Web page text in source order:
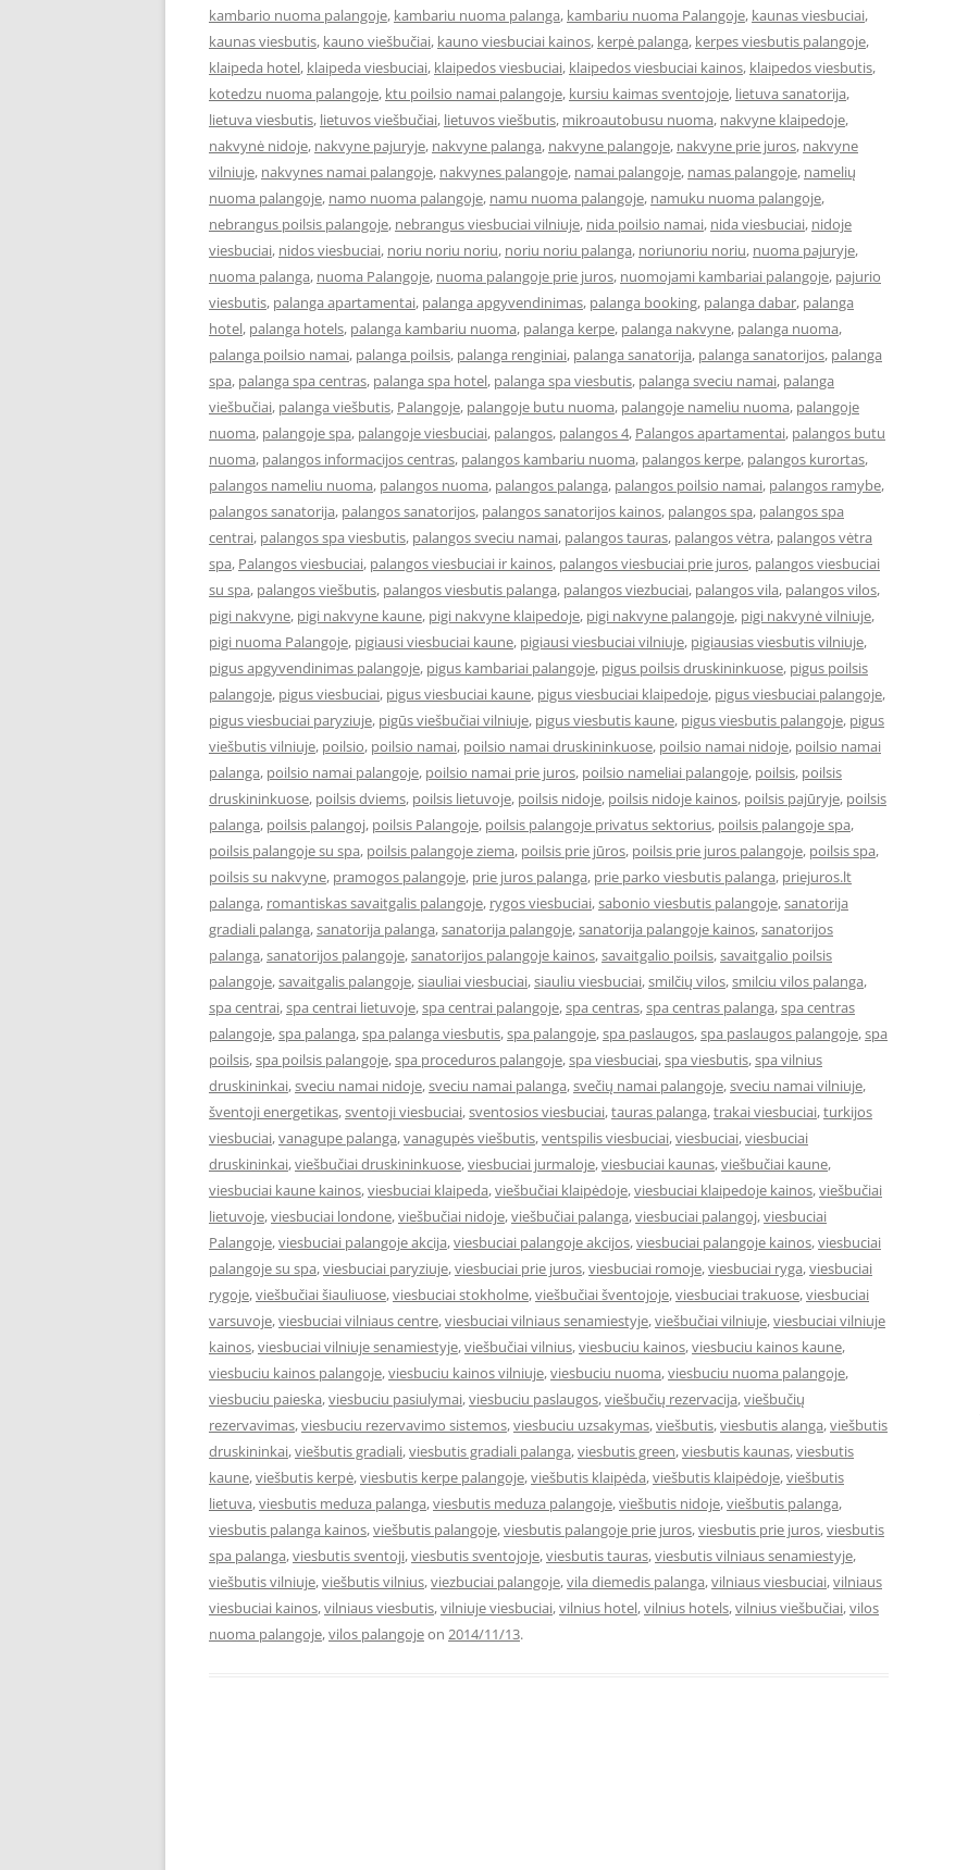
kambario nuoma palangoje, kambariu nuoma palanga, kambariu nuoma Palangoje, kaunas viesbuciai,
kaunas viesbutis, kauno viešbučiai, kauno viesbuciai kainos, kerpė palanga, kerpes viesbutis palangoje,
klaipeda hotel, klaipeda viesbuciai, klaipedos viesbuciai, klaipedos viesbuciai kainos, klaipedos viesbutis,
kotedzu nuoma palangoje, ktu poilsio namai palangoje, kursiu kaimas sventojoje, lietuva sanatorija,
lietuva viesbutis, lietuvos viešbučiai, lietuvos viešbutis, mikroautobusu nuoma, nakvyne klaipedoje,
nakvynė nidoje, nakvyne pajuryje, nakvyne palanga, nakvyne palangoje, nakvyne prie juros, nakvyne
vilniuje, nakvynes namai palangoje, nakvynes palangoje, namai palangoje, namas palangoje, namelių
nuoma palangoje, namo nuoma palangoje, namu nuoma palangoje, namuku nuoma palangoje,
nebrangus poilsis palangoje, nebrangus viesbuciai vilniuje, nida poilsio namai, nida viesbuciai, nidoje
viesbuciai, nidos viesbuciai, noriu noriu noriu, noriu noriu palanga, noriunoriu noriu, nuoma pajuryje,
nuoma palanga, nuoma Palangoje, nuoma palangoje prie juros, nuomojami kambariai palangoje, pajurio
viesbutis, palanga apartamentai, palanga apgyvendinimas, palanga booking, palanga dabar, palanga
hotel, palanga hotels, palanga kambariu nuoma, palanga kerpe, palanga nakvyne, palanga nuoma,
palanga poilsio namai, palanga poilsis, palanga renginiai, palanga sanatorija, palanga sanatorijos, palanga
spa, palanga spa centras, palanga spa hotel, palanga spa viesbutis, palanga sveciu namai, palanga
viešbučiai, palanga viešbutis, Palangoje, palangoje butu nuoma, palangoje nameliu nuoma, palangoje
nuoma, palangoje spa, palangoje viesbuciai, palangos, palangos 4, Palangos apartamentai, palangos butu
nuoma, palangos informacijos centras, palangos kambariu nuoma, palangos kerpe, palangos kurortas,
palangos nameliu nuoma, palangos nuoma, palangos palanga, palangos poilsio namai, palangos ramybe,
palangos sanatorija, palangos sanatorijos, palangos sanatorijos kainos, palangos spa, palangos spa
centrai, palangos spa viesbutis, palangos sveciu namai, palangos tauras, palangos vėtra, palangos vėtra
spa, Palangos viesbuciai, palangos viesbuciai ir kainos, palangos viesbuciai prie juros, palangos viesbuciai
su spa, palangos viešbutis, palangos viesbutis palanga, palangos viezbuciai, palangos vila, palangos vilos,
pigi nakvyne, pigi nakvyne kaune, pigi nakvyne klaipedoje, pigi nakvyne palangoje, pigi nakvynė vilniuje,
pigi nuoma Palangoje, pigiausi viesbuciai kaune, pigiausi viesbuciai vilniuje, pigiausias viesbutis vilniuje,
pigus apgyvendinimas palangoje, pigus kambariai palangoje, pigus poilsis druskininkuose, pigus poilsis
palangoje, pigus viesbuciai, pigus viesbuciai kaune, pigus viesbuciai klaipedoje, pigus viesbuciai palangoje,
pigus viesbuciai paryziuje, pigūs viešbučiai vilniuje, pigus viesbutis kaune, pigus viesbutis palangoje, pigus
viešbutis vilniuje, poilsio, poilsio namai, poilsio namai druskininkuose, poilsio namai nidoje, poilsio namai
palanga, poilsio namai palangoje, poilsio namai prie juros, poilsio nameliai palangoje, poilsis, poilsis
druskininkuose, poilsis dviems, poilsis lietuvoje, poilsis nidoje, poilsis nidoje kainos, poilsis pajūryje, poilsis
palanga, poilsis palangoj, poilsis Palangoje, poilsis palangoje privatus sektorius, poilsis palangoje spa,
poilsis palangoje su spa, poilsis palangoje ziema, poilsis prie jūros, poilsis prie juros palangoje, poilsis spa,
poilsis su nakvyne, pramogos palangoje, prie juros palanga, prie parko viesbutis palanga, priejuros.lt
palanga, romantiskas savaitgalis palangoje, rygos viesbuciai,sabonio viesbutis palangoje,sanatorija
gradiali palanga,sanatorija palanga,sanatorija palangoje,sanatorija palangoje kainos,sanatorijos
palanga,sanatorijos palangoje,sanatorijos palangoje kainos,savaitgalio poilsis,savaitgalio poilsis
palangoje,savaitgalis palangoje,siauliai viesbuciai,siauliu viesbuciai,smilčių vilos,smilciu vilos palanga,
spa centrai,spa centrai lietuvoje,spa centrai palangoje,spa centras,spa centras palanga,spa centras
palangoje,spa palanga,spa palanga viesbutis,spa palangoje,spa paslaugos,spa paslaugos palangoje,spa
poilsis,spa poilsis palangoje,spa proceduros palangoje,spa viesbuciai,spa viesbutis,spa vilnius
druskininkai,sveciu namai nidoje,sveciu namai palanga,svečių namai palangoje,sveciu namai vilniuje,
šventoji energetikas,sventoji viesbuciai,sventosios viesbuciai,tauras palanga,trakai viesbuciai,turkijos
viesbuciai,vanagupe palanga,vanagupės viešbutis,ventspilis viesbuciai,viesbuciai,viesbuciai
druskininkai,viešbučiai druskininkuose,viesbuciai jurmaloje,viesbuciai kaunas,viešbučiai kaune,
viesbuciai kaune kainos,viesbuciai klaipeda,viešbučiai klaipėdoje,viesbuciai klaipedoje kainos,viešbučiai
lietuvoje,viesbuciai londone,viešbučiai nidoje,viešbučiai palanga,viesbuciai palangoj,viesbuciai
Palangoje,viesbuciai palangoje akcija,viesbuciai palangoje akcijos,viesbuciai palangoje kainos,viesbuciai
palangoje su spa,viesbuciai paryziuje,viesbuciai prie juros,viesbuciai romoje,viesbuciai ryga,viesbuciai
rygoje,viešbučiai šiauliuose,viesbuciai stokholme,viešbučiai šventojoje,viesbuciai trakuose,viesbuciai
varsuvoje,viesbuciai vilniaus centre,viesbuciai vilniaus senamiestyje,viešbučiai vilniuje,viesbuciai vilniuje
kainos,viesbuciai vilniuje senamiestyje,viešbučiai vilnius,viesbuciu kainos,viesbuciu kainos kaune,
viesbuciu kainos palangoje,viesbuciu kainos vilniuje,viesbuciu nuoma,viesbuciu nuoma palangoje,
viesbuciu paieska,viesbuciu pasiulymai,viesbuciu paslaugos,viešbučių rezervacija,viešbučių
rezervavimas,viesbuciu rezervavimo sistemos,viesbuciu uzsakymas,viešbutis,viesbutis alanga,viešbutis
druskininkai,viešbutis gradiali,viesbutis gradiali palanga,viesbutis green,viesbutis kaunas,viesbutis
kaune,viešbutis kerpė,viesbutis kerpe palangoje,viešbutis klaipėda,viešbutis klaipėdoje,viešbutis
lietuva,viesbutis meduza palanga,viesbutis meduza palangoje,viešbutis nidoje,viešbutis palanga,
viesbutis palanga kainos,viešbutis palangoje,viesbutis palangoje prie juros,viesbutis prie juros,viesbutis
spa palanga,viesbutis sventoji,viesbutis sventojoje,viesbutis tauras,viesbutis vilniaus senamiestyje,
viešbutis vilniuje,viešbutis vilnius,viezbuciai palangoje,vila diemedis palanga,vilniaus viesbuciai,vilniaus
viesbuciai kainos,vilniaus viesbutis,vilniuje viesbuciai,vilnius hotel,vilnius hotels,vilnius viešbučiai,vilos
nuoma palangoje,vilos palangojeon 2014/11/13.